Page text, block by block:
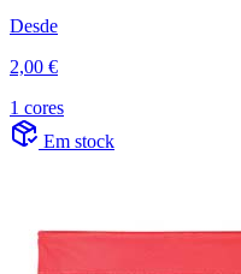
Desde
2,00 €
1 cores
Em stock